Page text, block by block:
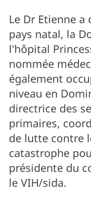
Le Dr Etienne a
pays natal, la
l'hôpital
nommée
également
niveau en
directrice des
primaires,
de lutte contre
catastrophe
présidente du
le VIH/sida.